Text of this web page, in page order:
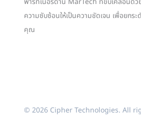
ความซับซ้อนให้เป็นความชัดเจน เพื่อยกร
คุณ
© 2026 Cipher Technologies. All